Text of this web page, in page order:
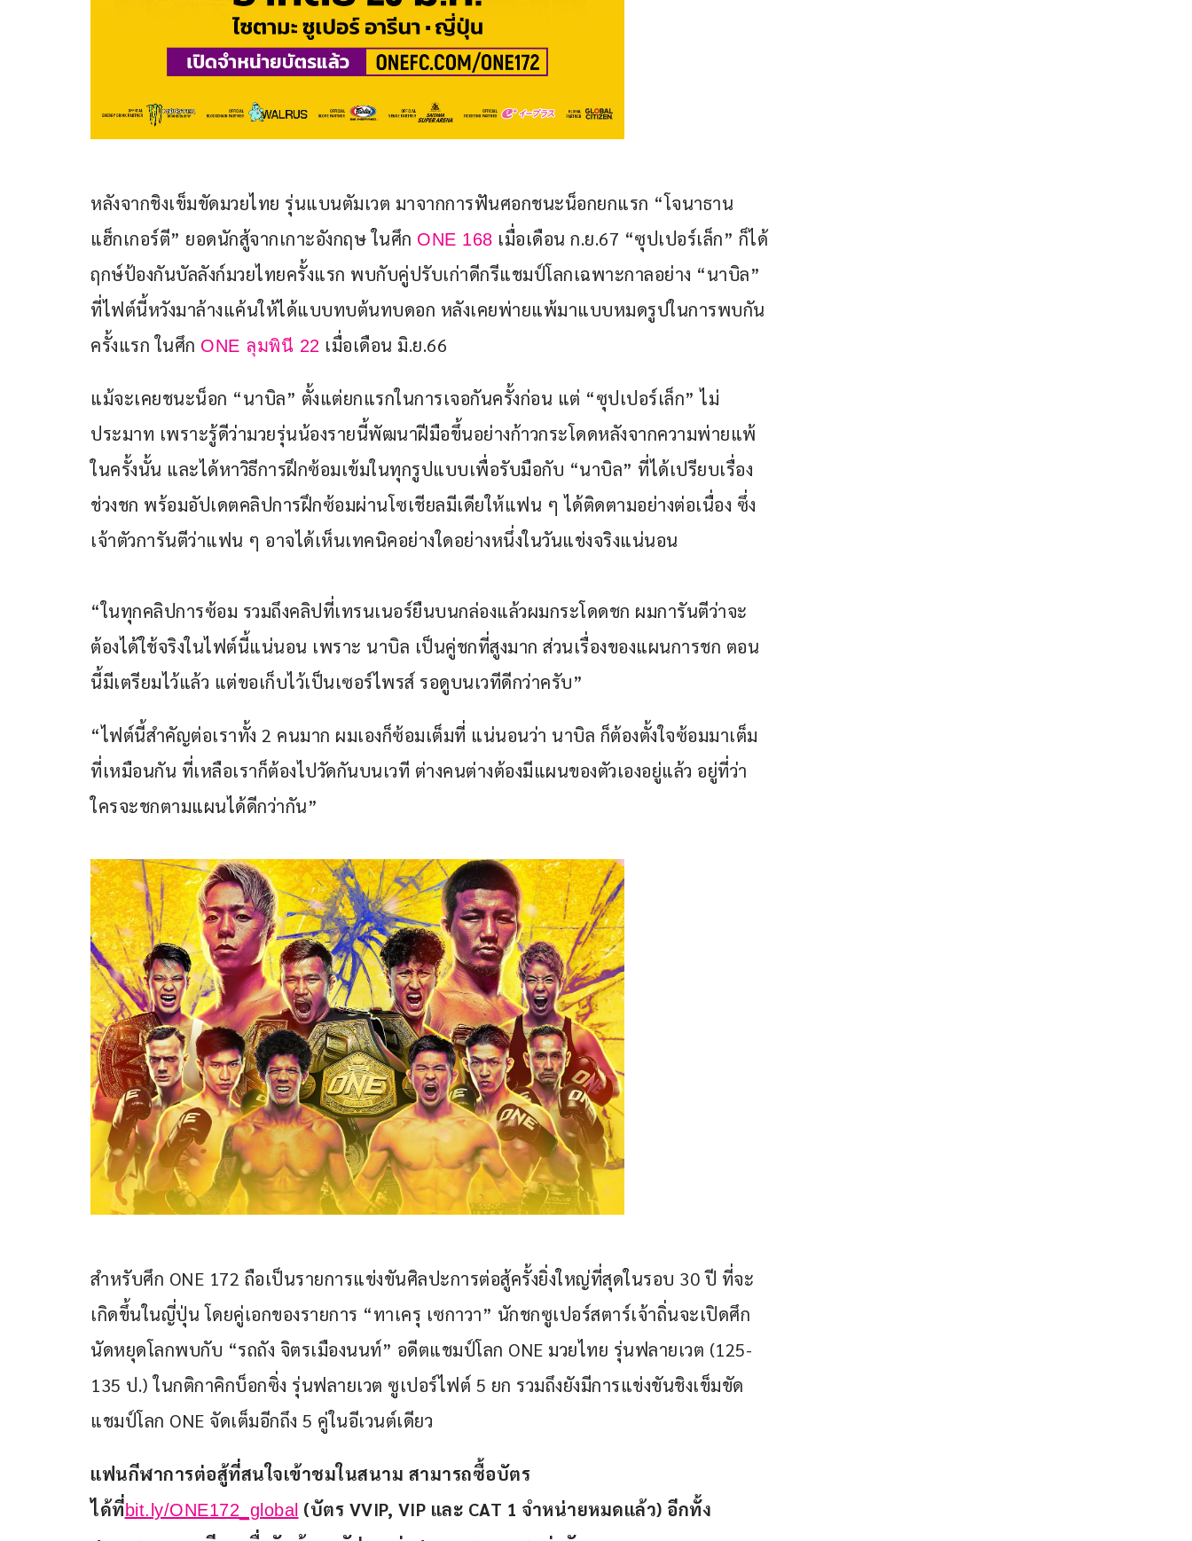
หลังจากชิงเข็มขัดมวยไทย รุ่นแบนตัมเวต มาจากการฟันศอกชนะน็อกยกแรก “โจนาธาน
แฮ็กเกอร์ตี” ยอดนักสู้จากเกาะอังกฤษ ในศึก ONE 168 เมื่อเดือน ก.ย.67 “ซุปเปอร์เล็ก” ก็ได้
ฤกษ์ป้องกันบัลลังก์มวยไทยครั้งแรก พบกับคู่ปรับเก่าดีกรีแชมป์โลกเฉพาะกาลอย่าง “นาบิล”
ที่ไฟต์นี้หวังมาล้างแค้นให้ได้แบบทบต้นทบดอก หลังเคยพ่ายแพ้มาแบบหมดรูปในการพบกัน
ครั้งแรก ในศึก ONE ลุมพินี 22 เมื่อเดือน มิ.ย.66
แม้จะเคยชนะน็อก “นาบิล” ตั้งแต่ยกแรกในการเจอกันครั้งก่อน แต่ “ซุปเปอร์เล็ก” ไม่
ประมาท เพราะรู้ดีว่ามวยรุ่นน้องรายนี้พัฒนาฝีมือขึ้นอย่างก้าวกระโดดหลังจากความพ่ายแพ้
ในครั้งนั้น และได้หาวิธีการฝึกซ้อมเข้มในทุกรูปแบบเพื่อรับมือกับ “นาบิล” ที่ได้เปรียบเรื่อง
ช่วงชก พร้อมอัปเดตคลิปการฝึกซ้อมผ่านโซเชียลมีเดียให้แฟน ๆ ได้ติดตามอย่างต่อเนื่อง ซึ่ง
เจ้าตัวการันตีว่าแฟน ๆ อาจได้เห็นเทคนิคอย่างใดอย่างหนึ่งในวันแข่งจริงแน่นอน
“ในทุกคลิปการซ้อม รวมถึงคลิปที่เทรนเนอร์ยืนบนกล่องแล้วผมกระโดดชก ผมการันตีว่าจะ
ต้องได้ใช้จริงในไฟต์นี้แน่นอน เพราะ นาบิล เป็นคู่ชกที่สูงมาก ส่วนเรื่องของแผนการชก ตอน
นี้มีเตรียมไว้แล้ว แต่ขอเก็บไว้เป็นเซอร์ไพรส์ รอดูบนเวทีดีกว่าครับ”
“ไฟต์นี้สำคัญต่อเราทั้ง 2 คนมาก ผมเองก็ซ้อมเต็มที่ แน่นอนว่า นาบิล ก็ต้องตั้งใจซ้อมมาเต็ม
ที่เหมือนกัน ที่เหลือเราก็ต้องไปวัดกันบนเวที ต่างคนต่างต้องมีแผนของตัวเองอยู่แล้ว อยู่ที่ว่า
ใครจะชกตามแผนได้ดีกว่ากัน”
สำหรับศึก ONE 172 ถือเป็นรายการแข่งขันศิลปะการต่อสู้ครั้งยิ่งใหญ่ที่สุดในรอบ 30 ปี ที่จะ
เกิดขึ้นในญี่ปุ่น โดยคู่เอกของรายการ “ทาเครุ เซกาวา” นักชกซูเปอร์สตาร์เจ้าถิ่นจะเปิดศึก
นัดหยุดโลกพบกับ “รถถัง จิตรเมืองนนท์” อดีตแชมป์โลก ONE มวยไทย รุ่นฟลายเวต (125-
135 ป.) ในกติกาคิกบ็อกซิ่ง รุ่นฟลายเวต ซูเปอร์ไฟต์ 5 ยก รวมถึงยังมีการแข่งขันชิงเข็มขัด
แชมป์โลก ONE จัดเต็มอีกถึง 5 คู่ในอีเวนต์เดียว
แฟนกีฬาการต่อสู้ที่สนใจเข้าชมในสนาม สามารถซื้อบัตร
ได้ที่bit.ly/ONE172_global (บัตร VVIP, VIP และ CAT 1 จำหน่ายหมดแล้ว) อีกทั้ง